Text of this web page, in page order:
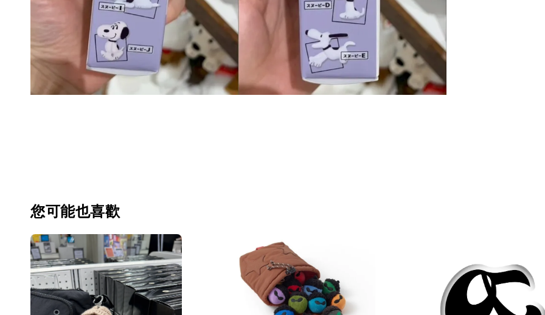
您可能也喜歡